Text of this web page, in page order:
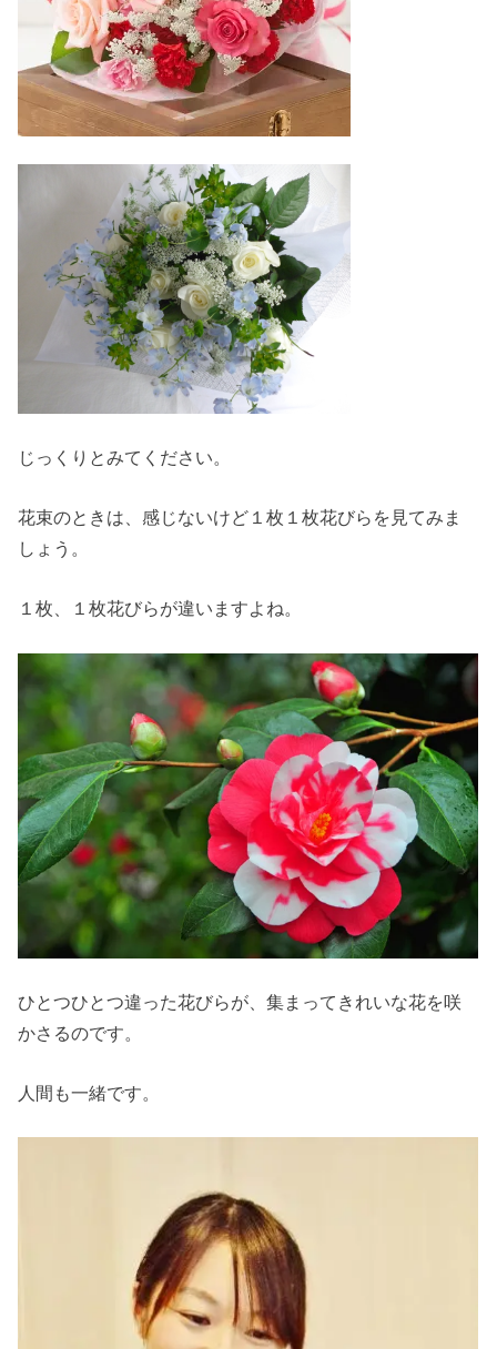
じっくりとみてください。
花束のときは、感じないけど１枚１枚花びらを見てみま
しょう。
１枚、１枚花びらが違いますよね。
ひとつひとつ違った花びらが、集まってきれいな花を咲
かさるのです。
人間も一緒です。